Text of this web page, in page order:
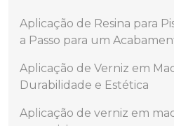
Aplicação de Resina para
a Passo para um
Aplicação de Verniz em
Durabilidade e Estética
Aplicação de verniz em